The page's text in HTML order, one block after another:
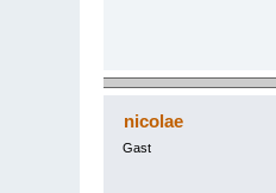
nicolae
Gast